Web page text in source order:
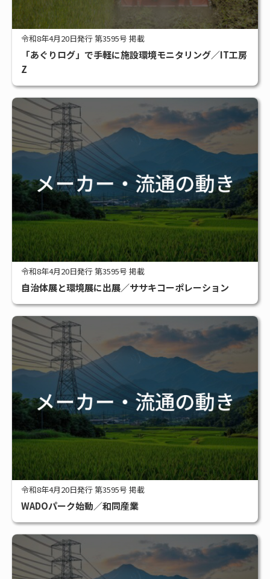
令和8年4月20日発行 第3595号 掲載
「あぐりログ」で手軽に施設環境モニタリング／IT工房
Z
令和8年4月20日発行 第3595号 掲載
自治体展と環境展に出展／ササキコーポレーション
令和8年4月20日発行 第3595号 掲載
WADOパーク始動／和同産業